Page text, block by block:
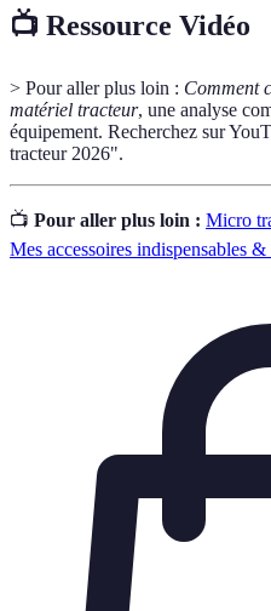
📺 Ressource Vidéo
> Pour aller plus loin : Comment
matériel tracteur, une analyse
équipement. Recherchez sur
tracteur 2026".
📺 Pour aller plus loin : Micro
Mes accessoires indispensables